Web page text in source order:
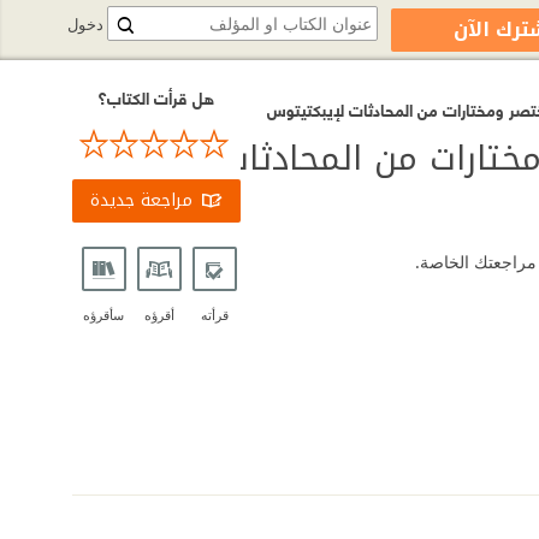
ومختارات من المحادثات لإيبكتيتوس
من المحادثات
مراجعتك الخاصة.
هل قرأت الكتاب؟
مراجعة جديدة
قرأته أقرؤه سأقرؤه
دخول الآن